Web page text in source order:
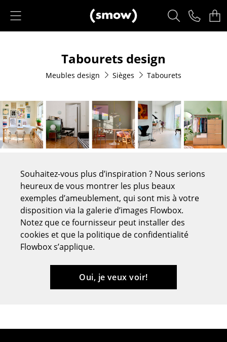
Chaises de cuisine & salle à manger
Canapés
Fauteuils
Fauteuils lounge
Chaises cantilever
Chaises et Tabourets de bar
Tabourets
Bancs & Chaises longues
Poufs poires
Tabourets design
Meubles design Sièges Tabourets
Souhaitez-vous plus d’inspiration ? Nous serions
heureux de vous montrer les plus beaux
exemples d’ameublement, qui sont mis à votre
disposition via la galerie d’images Flowbox.
Notez que ce fournisseur peut installer des
cookies et que la politique de confidentialité
Flowbox s’applique.
Oui, je veux voir!